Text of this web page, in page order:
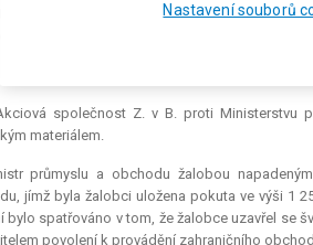
nesprávného identifikačního čísla
správního řádu.
Nejvyššího správního soudu ze dne 30.
společnost Z. v B. proti Ministerstvu
materiálem.
průmyslu a obchodu žalobou
jímž byla žalobci uložena pokuta ve výši 1
bylo spatřováno v tom, že žalobce uzavřel se
povolení k provádění zahraničního
Nastavení souborů